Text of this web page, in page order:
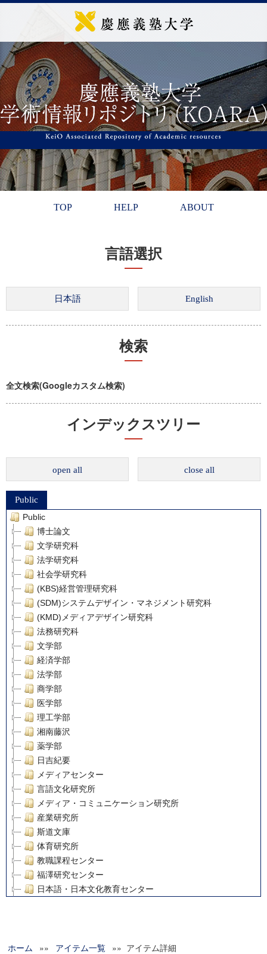
TOP HELP ABOUT
言語選択
検索
全文検索(Googleカスタム検索)
インデックスツリー
open all close all
Public
Public
博士論文
文学研究科
法学研究科
社会学研究科
(KBS)経営管理研究科
(SDM)システムデザイン・マネジメント研究科
(KMD)メディアデザイン研究科
法務研究科
文学部
経済学部
法学部
商学部
医学部
理工学部
湘南藤沢
薬学部
日吉紀要
メディアセンター
言語文化研究所
メディア・コミュニケーション研究所
産業研究所
斯道文庫
体育研究所
教職課程センター
福澤研究センター
日本語・日本文化教育センター
グローバルリサーチインスティテュート
ホーム »» アイテム一覧 »» アイテム詳細